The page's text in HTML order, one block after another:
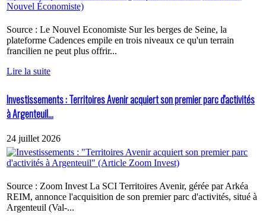
Source : Le Nouvel Economiste Sur les berges de Seine, la
plateforme Cadences empile en trois niveaux ce qu'un terrain
francilien ne peut plus offrir...
Lire la suite
Investissements : Territoires Avenir acquiert son premier parc d'activités
à Argenteuil...
24 juillet 2026
Source : Zoom Invest La SCI Territoires Avenir, gérée par Arkéa
REIM, annonce l'acquisition de son premier parc d'activités, situé à
Argenteuil (Val-...